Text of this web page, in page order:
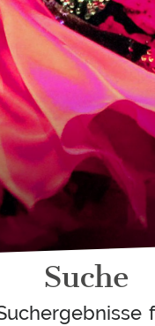
Suche